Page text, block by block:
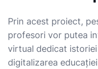
Prin acest proiect,
profesori vor putea
virtual dedicat
digitalizarea